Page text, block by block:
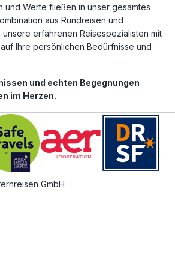
und Werte fließen in unser gesamtes
aus Rundreisen und
erfahrenen Reisespezialisten mit
Ihre persönlichen Bedürfnisse und
und echten Begegnungen
im Herzen.
GmbH